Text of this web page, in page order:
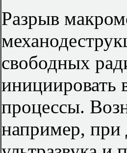
Разрыв
свободных
инициировать
процессы.
например, при